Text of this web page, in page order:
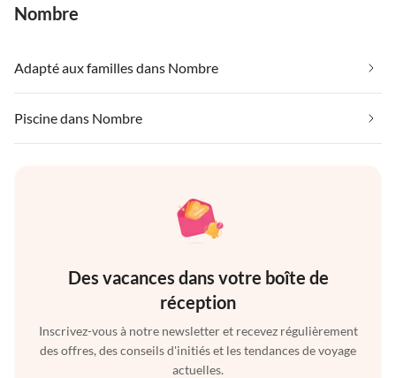
Nombre
Adapté aux familles dans Nombre
Piscine dans Nombre
Des vacances dans votre boîte de
réception
Inscrivez-vous à notre newsletter et recevez régulièrement
des offres, des conseils d'initiés et les tendances de voyage
actuelles.